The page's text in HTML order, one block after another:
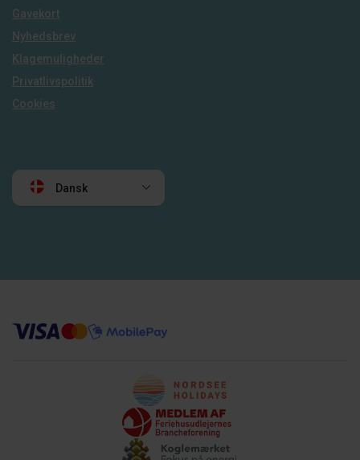
Gavekort
Nyhedsbrev
Klagemuligheder
Privatlivspolitik
Cookies
Dansk